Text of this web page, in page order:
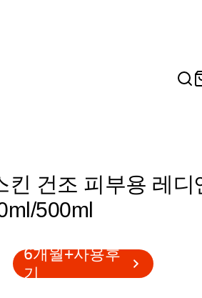
킨 건조 피부용 레디
500ml
6개월+사용후
기